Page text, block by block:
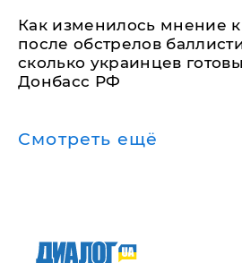
Как изменилось мнение
после обстрелов
сколько украинцев
Донбасс РФ
Смотреть ещё